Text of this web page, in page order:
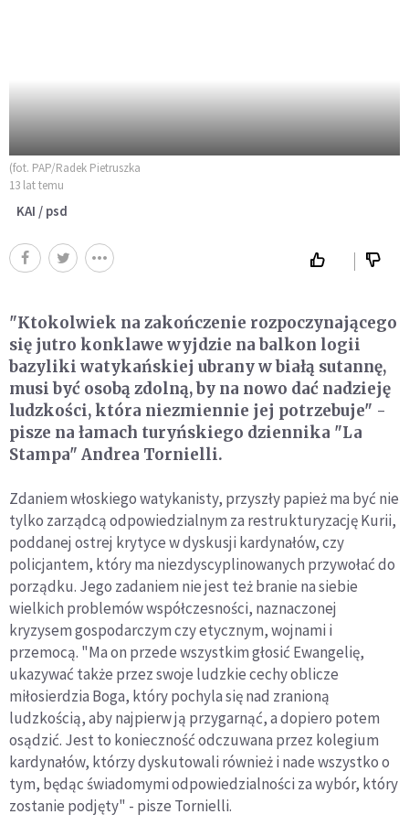
(fot. PAP/Radek Pietruszka
13 lat temu
KAI / psd
"Ktokolwiek na zakończenie rozpoczynającego
się jutro konklawe wyjdzie na balkon logii
bazyliki watykańskiej ubrany w białą sutannę,
musi być osobą zdolną, by na nowo dać nadzieję
ludzkości, która niezmiennie jej potrzebuje" -
pisze na łamach turyńskiego dziennika "La
Stampa" Andrea Tornielli.
Zdaniem włoskiego watykanisty, przyszły papież ma być nie
tylko zarządcą odpowiedzialnym za restrukturyzację Kurii,
poddanej ostrej krytyce w dyskusji kardynałów, czy
policjantem, który ma niezdyscyplinowanych przywołać do
porządku. Jego zadaniem nie jest też branie na siebie
wielkich problemów współczesności, naznaczonej
kryzysem gospodarczym czy etycznym, wojnami i
przemocą. "Ma on przede wszystkim głosić Ewangelię,
ukazywać także przez swoje ludzkie cechy oblicze
miłosierdzia Boga, który pochyla się nad zranioną
ludzkością, aby najpierw ją przygarnąć, a dopiero potem
osądzić. Jest to konieczność odczuwana przez kolegium
kardynałów, którzy dyskutowali również i nade wszystko o
tym, będąc świadomymi odpowiedzialności za wybór, który
zostanie podjęty" - pisze Tornielli.